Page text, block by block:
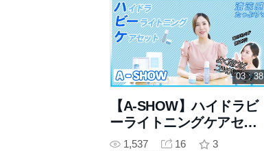
03 : 38
【A-SHOW】ハイドラビ
ーライトニングケアセッ
ト 1,537 16
3